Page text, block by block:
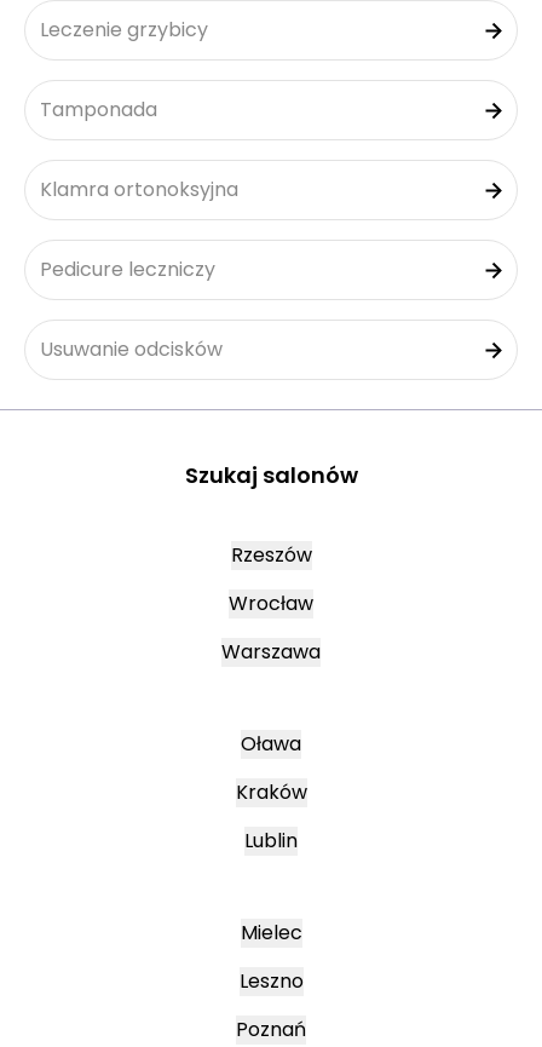
Leczenie grzybicy
Tamponada
Klamra ortonoksyjna
Pedicure leczniczy
Usuwanie odcisków
Szukaj salonów
Rzeszów
Wrocław
Warszawa
Oława
Kraków
Lublin
Mielec
Leszno
Poznań